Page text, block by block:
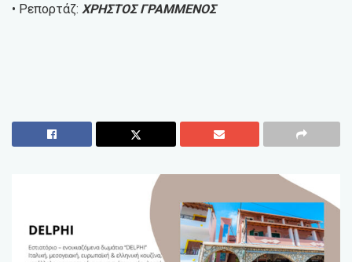
• Ρεπορτάζ: ΧΡΗΣΤΟΣ ΓΡΑΜΜΕΝΟΣ